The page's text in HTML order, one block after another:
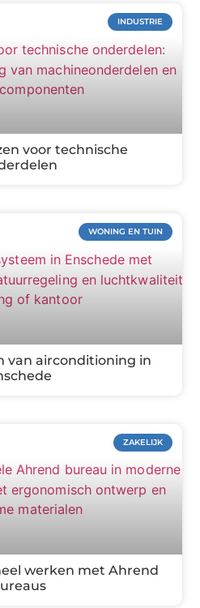
INDUSTRIE
voor technische
WONING EN TUIN
van airconditioning in
ZAKELIJK
werken met Ahrend